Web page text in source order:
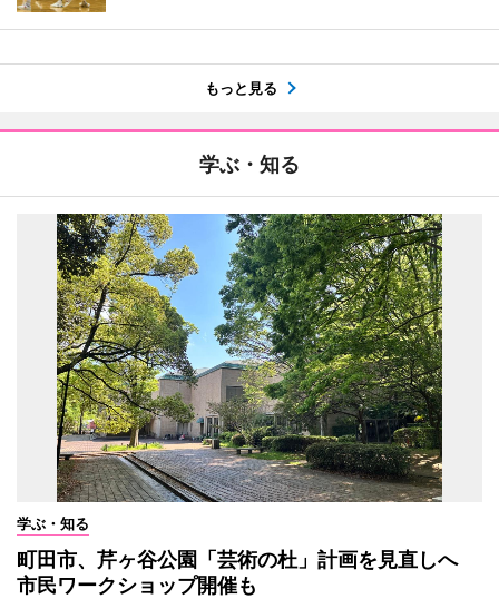
もっと見る
学ぶ・知る
学ぶ・知る
町田市、芹ヶ谷公園「芸術の杜」計画を見直しへ
市民ワークショップ開催も